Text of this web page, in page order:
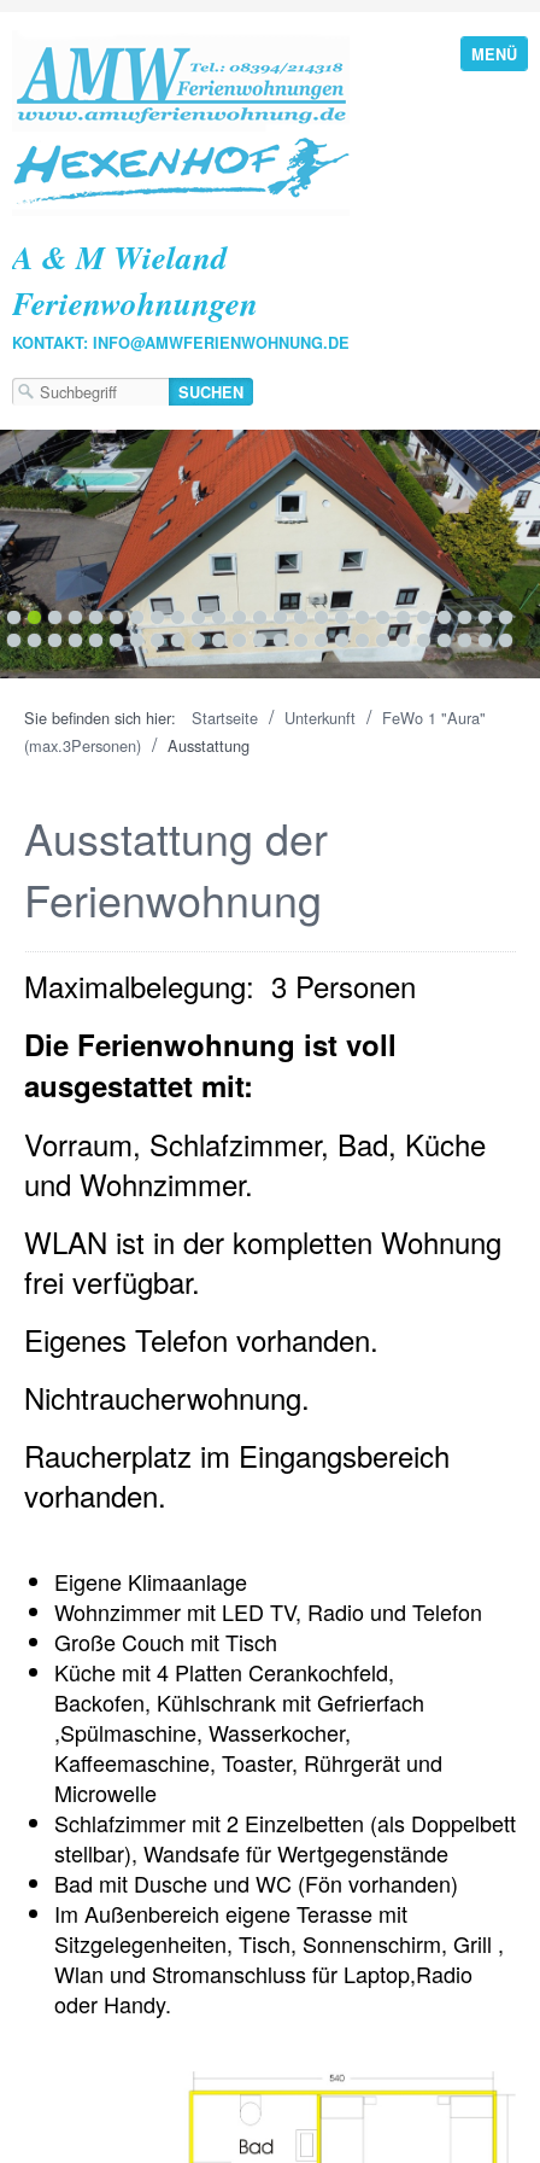
MENÜ
A & M Wieland
Ferienwohnungen
KONTAKT: INFO@AMWFERIENWOHNUNG.DE
1 2 3 4 5 6 7 8 910111213141516171819202122232425
262728293031323334 3536 37 383940 41424344454647484950
Sie befinden sich hier: Startseite / Unterkunft / FeWo 1 "Aura"
(max.3Personen) / Ausstattung
Ausstattung der
Ferienwohnung
Maximalbelegung: 3 Personen
Die Ferienwohnung ist voll
ausgestattet mit:
Vorraum, Schlafzimmer, Bad, Küche
und Wohnzimmer.
WLAN ist in der kompletten Wohnung
frei verfügbar.
Eigenes Telefon vorhanden.
Nichtraucherwohnung.
Raucherplatz im Eingangsbereich
vorhanden.
Eigene Klimaanlage
Wohnzimmer mit LED TV, Radio und Telefon
Große Couch mit Tisch
Küche mit 4 Platten Cerankochfeld,
Backofen, Kühlschrank mit Gefrierfach
,Spülmaschine, Wasserkocher,
Kaffeemaschine, Toaster, Rührgerät und
Microwelle
Schlafzimmer mit 2 Einzelbetten (als Doppelbett
stellbar), Wandsafe für Wertgegenstände
Bad mit Dusche und WC (Fön vorhanden)
Im Außenbereich eigene Terasse mit
Sitzgelegenheiten, Tisch, Sonnenschirm, Grill ,
Wlan und Stromanschluss für Laptop,Radio
oder Handy.